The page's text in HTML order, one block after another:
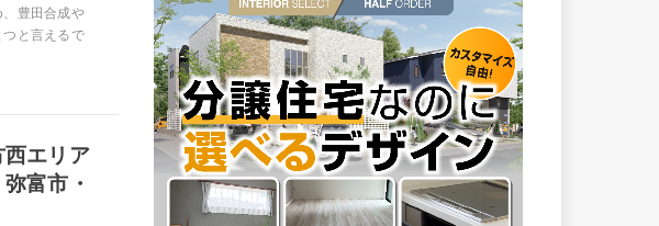
、豊田合成や
つと言えるで
エリア
富市・